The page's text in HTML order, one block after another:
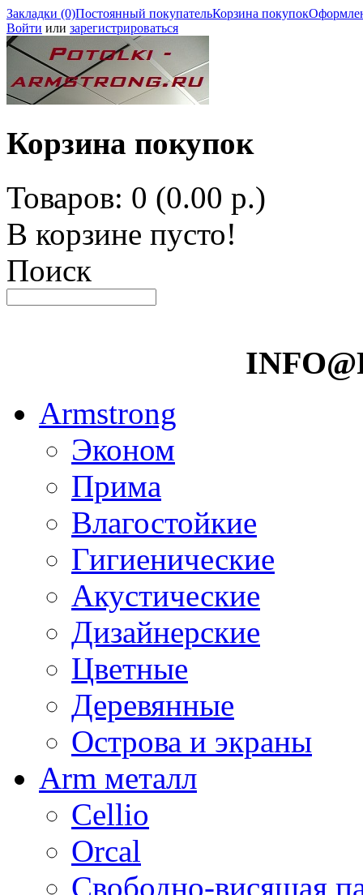
Закладки (0)Постоянный покупательКорзина покупок
Войти или зарегистрироваться
Корзина покупок
Товаров: 0 (0.00 р.)
В корзине пусто!
Поиск
Armstrong
Эконом
Прима
Влагостойкие
Гигиенические
Акустические
Дизайнерские
Цветные
Деревянные
Острова и экраны
Arm металл
Cellio
Orcal
Свободно-висящая